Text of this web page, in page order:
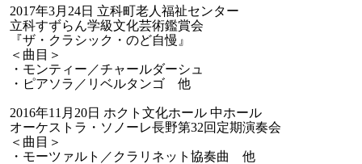
2017年3月24日 立科町老人福祉センター
立科すずらん学級文化芸術鑑賞会
『ザ・クラシック・のど自慢』
＜曲目＞
・モンティー／チャールダーシュ
・ピアソラ／リベルタンゴ 他
2016年11月20日 ホクト文化ホール 中ホール
オーケストラ・ソノーレ長野第32回定期演奏会
＜曲目＞
・モーツァルト／クラリネット協奏曲 他